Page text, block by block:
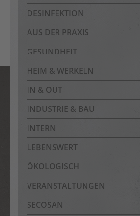
DESINFEKTION
AUS DER PRAXIS
GESUNDHEIT
HEIM & WERKELN
IN & OUT
INDUSTRIE & BAU
INTERN
LEBENSWERT
ÖKOLOGISCH
VERANSTALTUNGEN
SECOSAN